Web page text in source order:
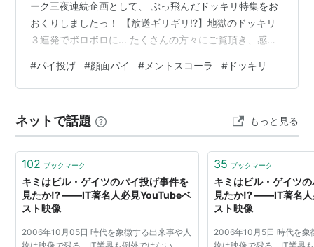
あっち向いてパイ!
映画
グレートレース
ーク三夜連続企画として、 ぶっ飛んだドッキリ特集をお
おくりしましたっ！ 【放送ギリギリ!?】地獄のドッキリ
３連発でボロボロに... たくさんの方々にご覧頂き、感
＞＜ お風呂場が真っ黒！笑 洗っても洗ってもなかなか落
ちないんよ…笑 でもでも！１人でも多くの方々にご覧頂
ともよろしくお願い致します！笑 youtu.be
#パイ投げ #顔面パイ # メントスコーラ # ドッキリ
ネットで話題 もっと見る
102 ブックマーク
キミはビル・ゲイツのパイ投げ事件を
見たか!? ――IT著名人必見YouTubeベ
スト映像
2006年10月05日 時代を象徴する出来事や人
35 ブックマーク
キミはビル・ゲイツ
見たか!? ――IT著名人
スト映像
2006年10月5日 時代を象